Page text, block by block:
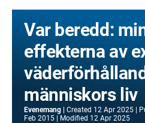
Var beredd:
effekterna av
människors liv
Evenemang Created 12 Apr 2025
Feb 2015
Modified 12 Apr 2025